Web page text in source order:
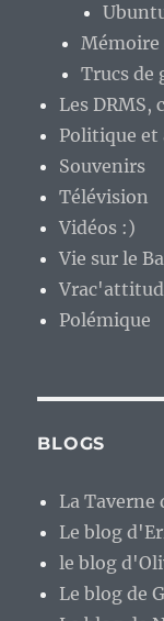
Mémoire
Trucs de
Les
Politique et
Souvenirs
Télévision
Vidéos :)
Vie sur le
Polémique
BLOGS
La Taverne
Le blog
le blog
Le blog de